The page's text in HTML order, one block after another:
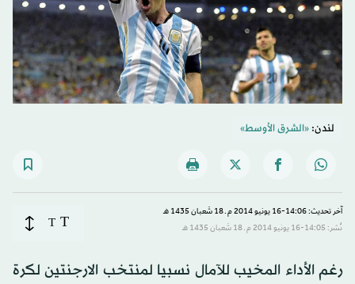
لندن:«الشرق الأوسط»
آخر تحديث: 14:06-16 يونيو 2014 م ـ 18 شَعبان 1435 هـ
نُشر: 14:05-16 يونيو 2014 م ـ 18 شَعبان 1435 هـ
T
T
رغم الأداء المخيب للآمال نسبيا لمنتخب الارجنتين لكرة